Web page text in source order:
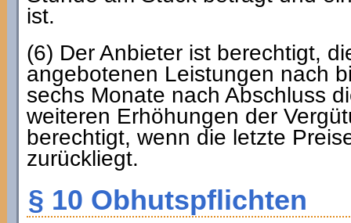
ist.
(6) Der Anbieter ist berechtigt,
angebotenen Leistungen nach
sechs Monate nach Abschluss
weiteren Erhöhungen der
berechtigt, wenn die letzte
zurückliegt.
§ 10 Obhutspflichten